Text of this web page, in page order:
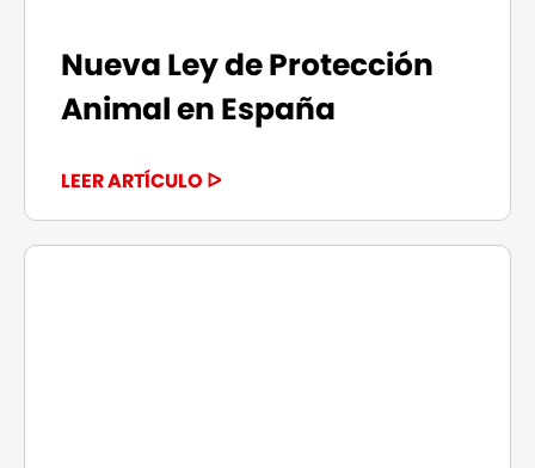
Nueva Ley de Protección
Animal en España
LEER ARTÍCULO ᐅ